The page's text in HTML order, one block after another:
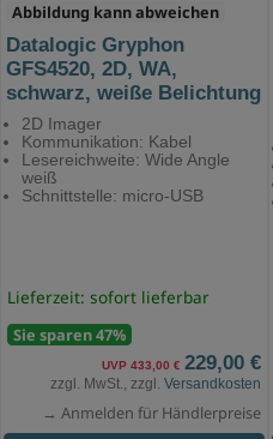
Abbildung kann abweichen
Datalogic Gryphon
GFS4520, 2D, WA,
schwarz, weiße Belichtung
2D Imager
Kommunikation: Kabel
Lesereichweite: Wide Angle
weiß
Schnittstelle: micro-USB
Lieferzeit: sofort lieferbar
Sie sparen 47%
UVP 433,00 € 229,00 €
zzgl. MwSt., zzgl. Versandkosten
→ Anmelden für Händlerpreise